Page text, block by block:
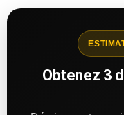
Obtenez 3